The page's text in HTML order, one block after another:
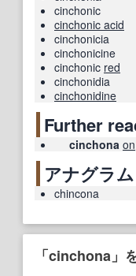
cinchonic
cinchonic acid
cinchonicia
cinchonicine
cinchonic red
cinchonidia
cinchonidine
Further
cinchona on
アナグラム
chincona
「cinchona」